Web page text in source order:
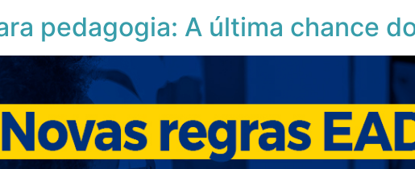
pedagogia: A última chance